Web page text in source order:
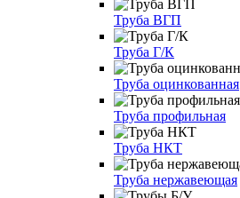
Труба ВГП
Труба Г/К
Труба оцинкованная
Труба профильная
Труба НКТ
Труба нержавеющая